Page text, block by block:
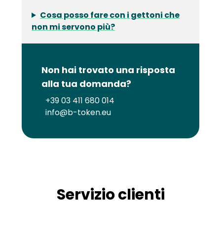
Cosa posso fare con i gettoni che
non mi servono più?
Non hai trovato una risposta
alla tua domanda?
+39 03 411 680 014
info@b-token.eu
Servizio clienti